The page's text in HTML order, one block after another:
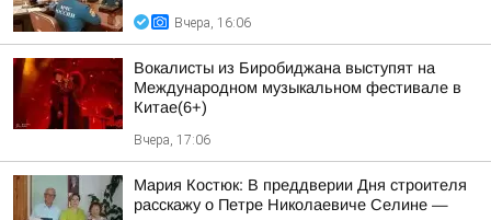
Вчера, 16:06
Вокалисты из Биробиджана выступят на
Международном музыкальном фестивале в
Китае(6+)
Вчера, 17:06
Мария Костюк: В преддверии Дня строителя
расскажу о Петре Николаевиче Селине —